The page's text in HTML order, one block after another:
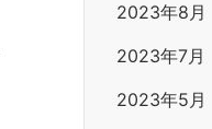
2023年8月
2023年7月
2023年5月